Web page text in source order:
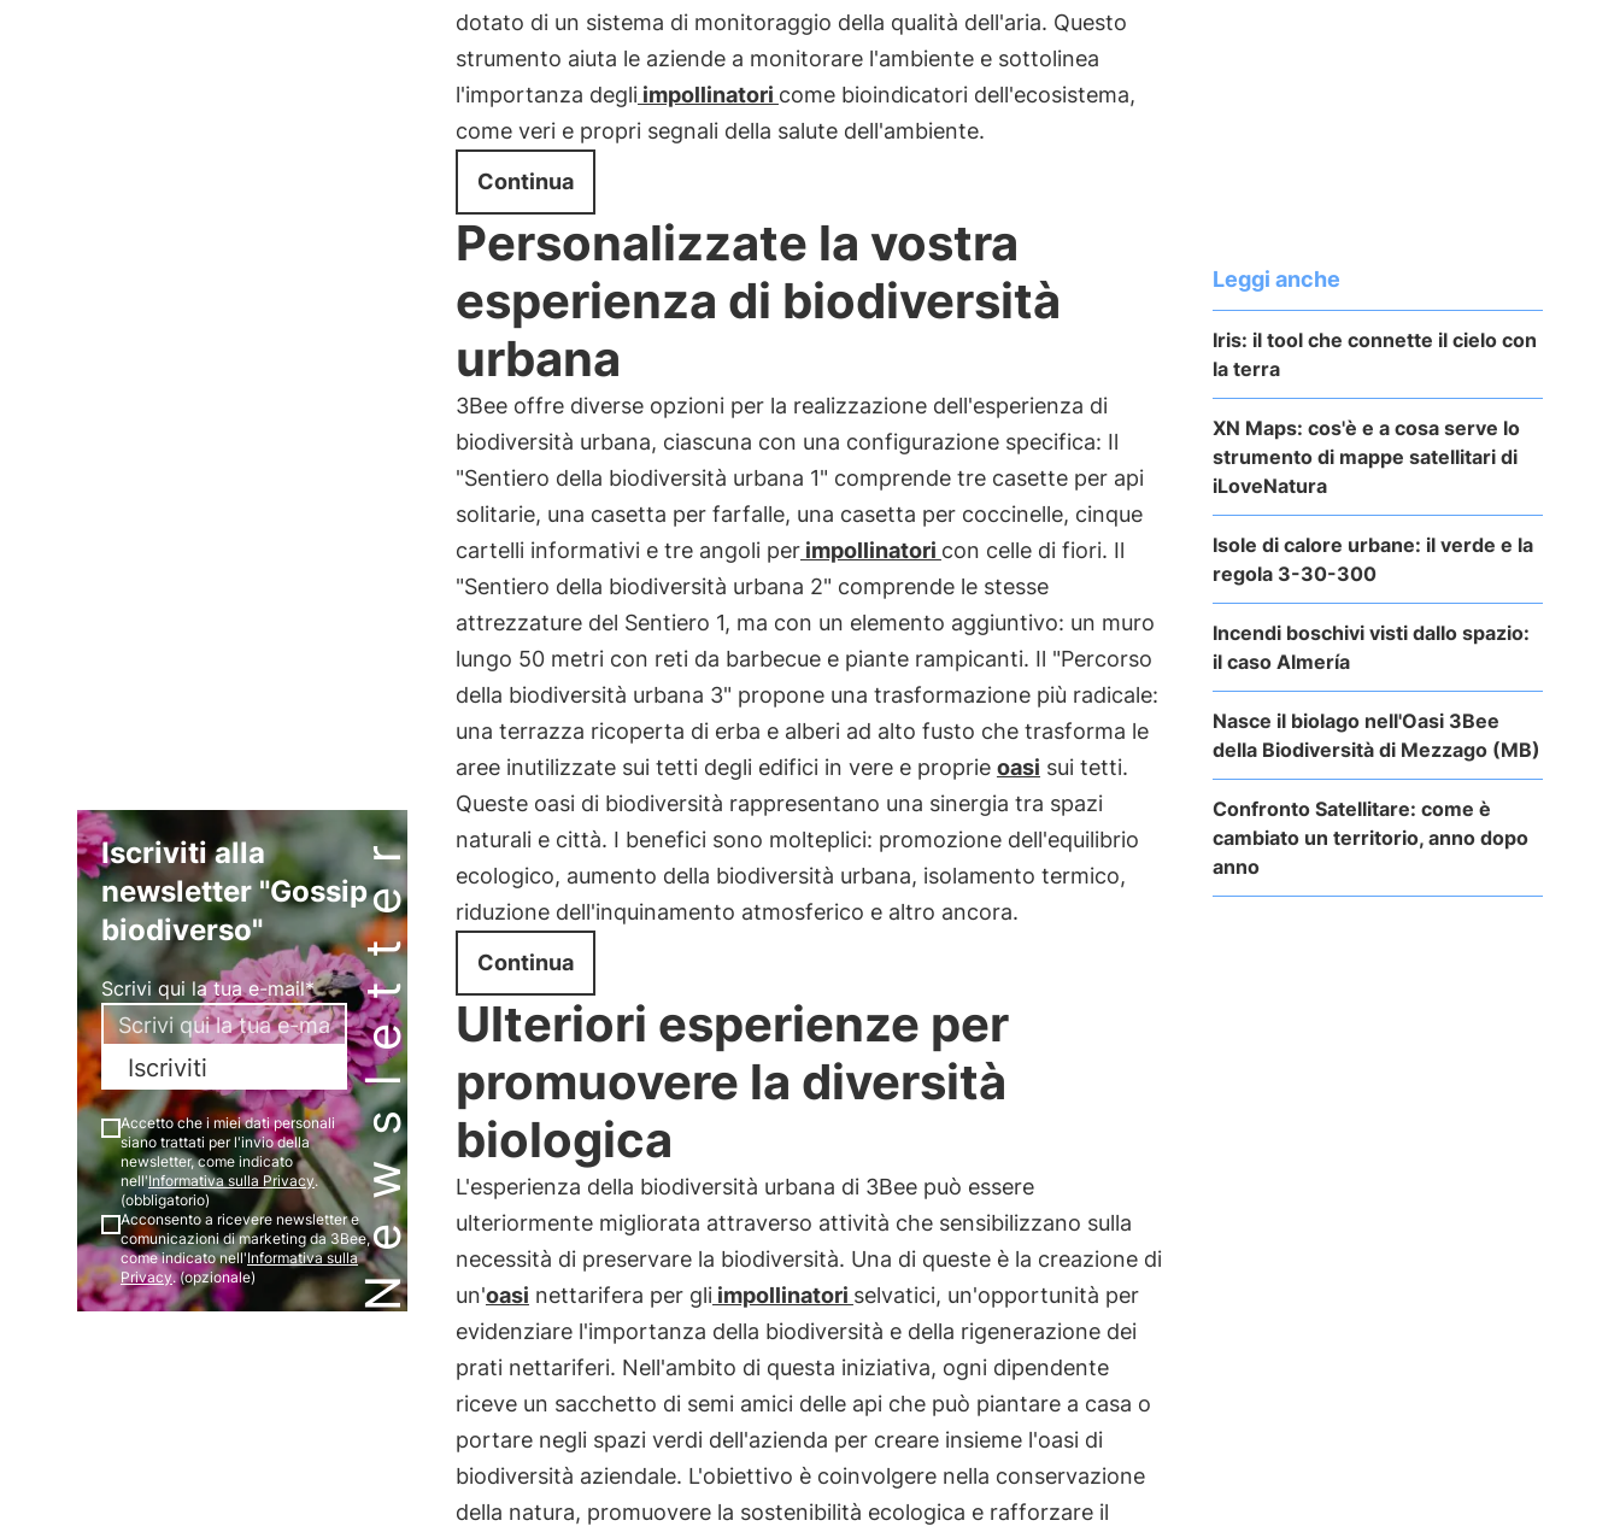
Newsletter
Iscriviti alla
newsletter "Gossip
biodiverso"
Scrivi qui la tua e-mail*
Iscriviti
Accetto che i miei dati personali
siano trattati per l'invio della
newsletter, come indicato
nell'Informativa sulla Privacy.
(obbligatorio)
Acconsento a ricevere newsletter e
comunicazioni di marketing da 3Bee,
come indicato nell'Informativa sulla
Privacy. (opzionale)
dotato di un sistema di monitoraggio della qualità dell'aria. Questo
strumento aiuta le aziende a monitorare l'ambiente e sottolinea
l'importanza degliimpollinatori come bioindicatori dell'ecosistema,
come veri e propri segnali della salute dell'ambiente.
Continua
Personalizzate la vostra
esperienza di biodiversità
urbana
3Bee offre diverse opzioni per la realizzazione dell'esperienza di
biodiversità urbana, ciascuna con una configurazione specifica: Il
"Sentiero della biodiversità urbana 1" comprende tre casette per api
solitarie, una casetta per farfalle, una casetta per coccinelle, cinque
cartelli informativi e tre angoli perimpollinatori con celle di fiori. Il
"Sentiero della biodiversità urbana 2" comprende le stesse
attrezzature del Sentiero 1, ma con un elemento aggiuntivo: un muro
lungo 50 metri con reti da barbecue e piante rampicanti. Il "Percorso
della biodiversità urbana 3" propone una trasformazione più radicale:
una terrazza ricoperta di erba e alberi ad alto fusto che trasforma le
aree inutilizzate sui tetti degli edifici in vere e proprie oasi sui tetti.
Queste oasi di biodiversità rappresentano una sinergia tra spazi
naturali e città. I benefici sono molteplici: promozione dell'equilibrio
ecologico, aumento della biodiversità urbana, isolamento termico,
riduzione dell'inquinamento atmosferico e altro ancora.
Continua
Ulteriori esperienze per
promuovere la diversità
biologica
L'esperienza della biodiversità urbana di 3Bee può essere
ulteriormente migliorata attraverso attività che sensibilizzano sulla
necessità di preservare la biodiversità. Una di queste è la creazione di
un'oasi nettarifera per gliimpollinatori selvatici, un'opportunità per
evidenziare l'importanza della biodiversità e della rigenerazione dei
prati nettariferi. Nell'ambito di questa iniziativa, ogni dipendente
riceve un sacchetto di semi amici delle api che può piantare a casa o
portare negli spazi verdi dell'azienda per creare insieme l'oasi di
biodiversità aziendale. L'obiettivo è coinvolgere nella conservazione
della natura, promuovere la sostenibilità ecologica e rafforzare il
Leggi anche
Iris: il tool che connette il cielo con
la terra
XN Maps: cos'è e a cosa serve lo
strumento di mappe satellitari di
iLoveNatura
Isole di calore urbane: il verde e la
regola 3-30-300
Incendi boschivi visti dallo spazio:
il caso Almería
Nasce il biolago nell'Oasi 3Bee
della Biodiversità di Mezzago (MB)
Confronto Satellitare: come è
cambiato un territorio, anno dopo
anno